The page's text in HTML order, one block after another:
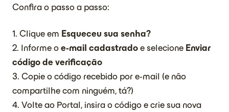
Confira o passo a passo:
1. Clique em Esqueceu sua senha?
2. Informe o e-mail cadastrado e selecione Enviar
código de verificação
3. Copie o código recebido por e-mail (e não
compartilhe com ninguém, tá?)
4. Volte ao Portal, insira o código e crie sua nova